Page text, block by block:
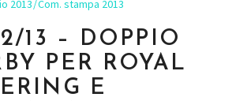
2013 Com. stampa 2013
13 – DOPPIO
PER ROYAL
E